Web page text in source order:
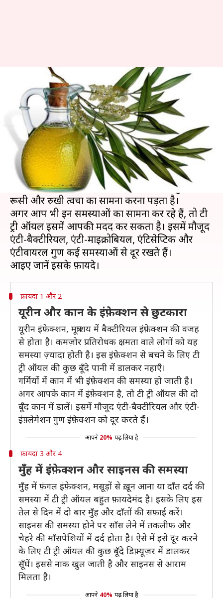
टी ट्री ऑयल से करें गर्मियों में होने
वाली इन गंभीर समस्याओं का इलाज
प्रदीप मौर्य Apr 25, 2019 01:05 pm
क्या है खबर?
गर्मियों में व्यक्ति को कई तरह कीशारीरिकऔर त्वचा
संबंधी समस्याओं का सामना करना पड़ता है।
त्वचा की बात करें तो ज़्यादातर लोगों को कील-मुहाँसे,
रूसी और रुखी त्वचा का सामना करना पड़ता है।
अगर आप भी इन समस्याओं का सामना कर रहे हैं, तो टी
ट्री ऑयल इसमें आपकी मदद कर सकता है। इसमें मौजूद
एंटी-बैक्टीरियल, एंटी-माइक्रोबियल, एंटिसेप्टिक और
एंटीवायरल गुण कई समस्याओं से दूर रखते हैं।
फ़ायदा 1 और 2
यूरीन और कान के इंफ़ेक्शन से छुटकारा
यूरीन इंफ़ेक्शन, मूत्राशय में बैक्टीरियल इंफ़ेक्शन की वजह
से होता है। कमज़ोर प्रतिरोधक क्षमता वाले लोगों को यह
समस्या ज़्यादा होती है। इस इंफ़ेक्शन से बचने के लिए टी
ट्री ऑयल की कुछ बूँदे पानी में डालकर नहाएँ।
गर्मियों में कान में भी इंफ़ेक्शन की समस्या हो जाती है।
अगर आपके कान में इंफ़ेक्शन है, तो टी ट्री ऑयल की दो
बूँद कान में डालें। इसमें मौजूद एंटी-बैक्टीरियल और एंटी-
इंफ़्लेमेशन गुण इंफ़ेक्शन को दूर करते हैं।
आपने 20% पढ़ लिया है
फ़ायदा 3 और 4
मुँह में इंफ़ेक्शन और साइनस की समस्या
मुँह में फ़ंगल इंफ़ेक्शन, मसूड़ों से ख़ून आना या दाँत दर्द की
समस्या में टी ट्री ऑयल बहुत फ़ायदेमंद है। इसके लिए इस
तेल से दिन में दो बार मुँह और दाँतों की सफ़ाई करें।
साइनस की समस्या होने पर साँस लेने में तकलीफ़ और
चेहरे की माँसपेशियों में दर्द होता है। ऐसे में इसे दूर करने
के लिए टी ट्री ऑयल की कुछ बूँदे डिफ़्यूज़र में डालकर
सूँघें। इससे नाक खुल जाती है और साइनस से आराम
मिलता है।
आपने 40% पढ़ लिया है